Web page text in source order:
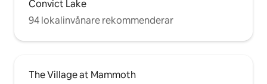
Convict Lake
94 lokalinvånare rekommenderar
The Village at Mammoth